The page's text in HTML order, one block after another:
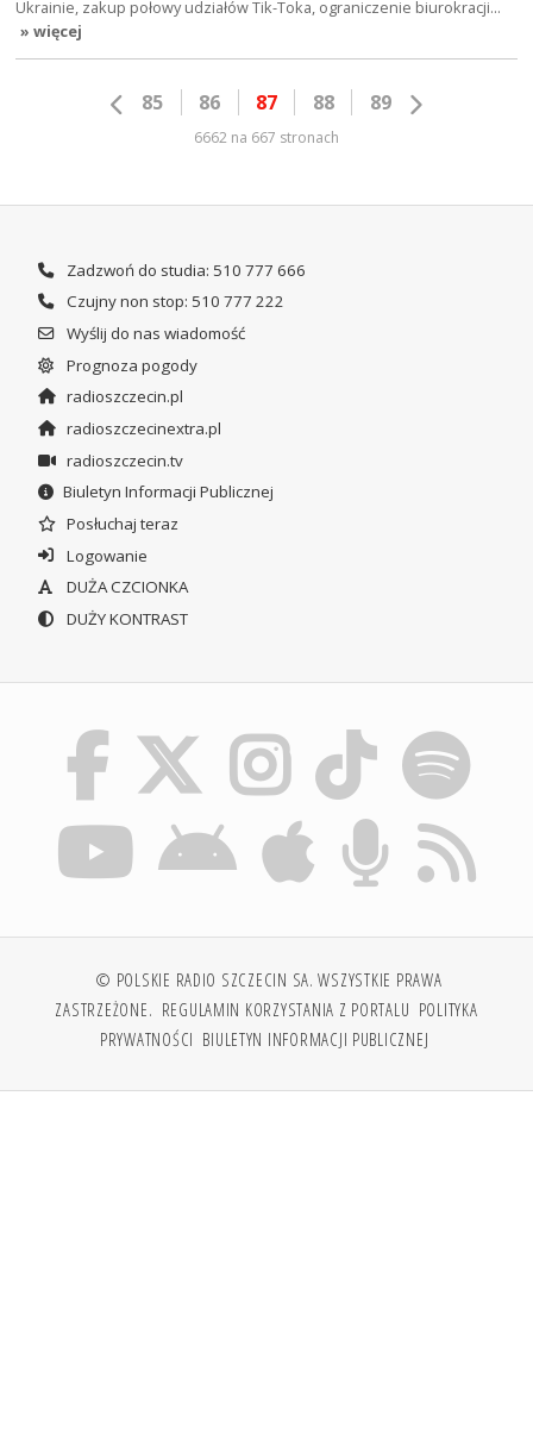
Ukrainie, zakup połowy udziałów Tik-Toka, ograniczenie biurokracji…
» więcej
85 86 87 88 89
6662 na 667 stronach
Zadzwoń do studia: 510 777 666
Czujny non stop: 510 777 222
Wyślij do nas wiadomość
Prognoza pogody
radioszczecin.pl
radioszczecinextra.pl
radioszczecin.tv
Biuletyn Informacji Publicznej
Posłuchaj teraz
Logowanie
DUŻA CZCIONKA
DUŻY KONTRAST
© POLSKIE RADIO SZCZECIN SA. WSZYSTKIE PRAWA
ZASTRZEŻONE. REGULAMIN KORZYSTANIA Z PORTALU POLITYKA
PRYWATNOŚCI BIULETYN INFORMACJI PUBLICZNEJ